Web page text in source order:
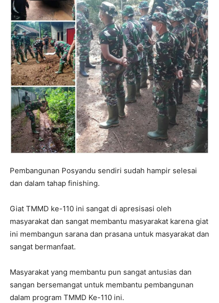
Pembangunan Posyandu sendiri sudah hampir selesai
dan dalam tahap finishing.
Giat TMMD ke-110 ini sangat di apresisasi oleh
masyarakat dan sangat membantu masyarakat karena giat
ini membangun sarana dan prasana untuk masyarakat dan
sangat bermanfaat.
Masyarakat yang membantu pun sangat antusias dan
sangan bersemangat untuk membantu pembangunan
dalam program TMMD Ke-110 ini.